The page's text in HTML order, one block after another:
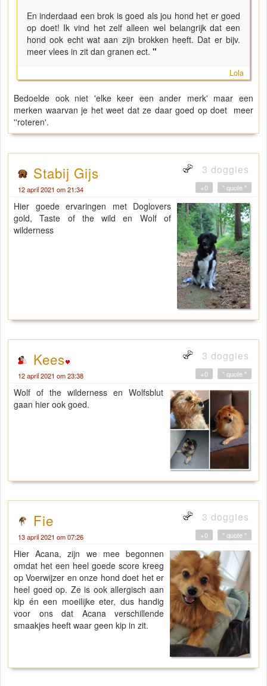
En inderdaad een brok is goed als jou hond het er goed
op doet! Ik vind het zelf alleen wel belangrijk dat een
hond ook echt wat aan zijn brokken heeft. Dat er bijv.
meer vlees in zit dan granen ect. "
Lola
Bedoelde ook niet 'elke keer een ander merk' maar een
merken waarvan je het weet dat ze daar goed op doet meer
''roteren'.
Stabij Gijs 3 doggies
12 april 2021 om 21:34 " quote "
+0
Hier goede ervaringen met Doglovers
gold, Taste of the wild en Wolf of
wilderness
Kees 3 doggies
12 april 2021 om 23:38 " quote "
+0
Wolf of the wilderness en Wolfsblut
gaan hier ook goed.
Fie 3 doggies
13 april 2021 om 07:26 " quote "
+0
Hier Acana, zijn we mee begonnen
omdat het een heel goede score kreeg
op Voerwijzer en onze hond doet het er
heel goed op. Ze is ook allergisch aan
kip én een moeilijke eter, dus handig
voor ons dat Acana verschillende
smaakjes heeft waar geen kip in zit.